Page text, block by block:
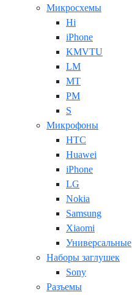
Микросхемы
Hi
iPhone
KMVTU
LM
MT
PM
S
Микрофоны
HTC
Huawei
iPhone
LG
Nokia
Samsung
Xiaomi
Универсальные
Наборы заглушек
Sony
Разъемы